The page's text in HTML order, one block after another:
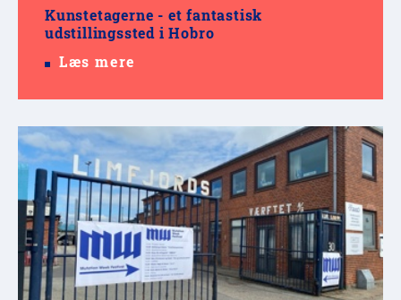
Kunstetagerne - et fantastisk
udstillingssted i Hobro
Læs mere